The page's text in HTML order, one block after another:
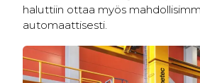
haluttiin ottaa myös
automaattisesti.